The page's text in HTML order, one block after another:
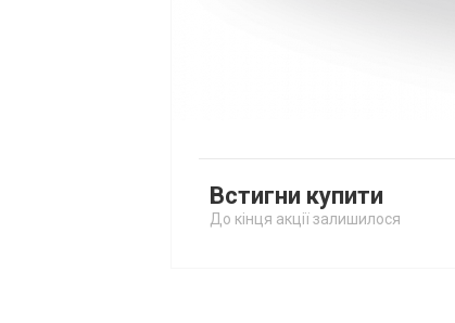
Встигни купити
До кінця акції залишилося